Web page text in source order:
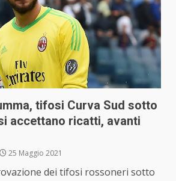
tifosi Curva Sud sotto
accettano ricatti, avanti
25 Maggio 2021
dei tifosi rossoneri sotto